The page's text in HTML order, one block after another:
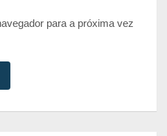
para a próxima vez